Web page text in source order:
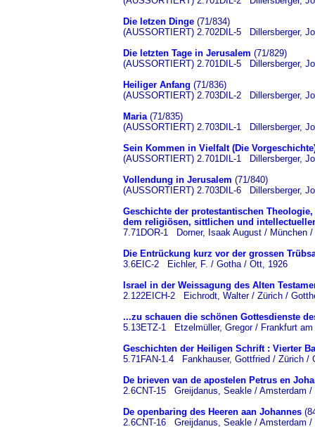
Die letzen Dinge (71/834)
(AUSSORTIERT) 2.702DIL-5 Dillersberger,
Die letzten Tage in Jerusalem (71/829)
(AUSSORTIERT) 2.701DIL-5 Dillersberger,
Heiliger Anfang (71/836)
(AUSSORTIERT) 2.703DIL-2 Dillersberger,
Maria(71/835)
(AUSSORTIERT) 2.703DIL-1 Dillersberger,
Sein Kommen in Vielfalt (Die
(AUSSORTIERT) 2.701DIL-1 Dillersberger,
Vollendung in Jerusalem (71/840)
(AUSSORTIERT) 2.703DIL-6 Dillersberger,
Geschichte der protestantischen
dem religiösen, sittlichen und
7.71DOR-1 Dorner, Isaak August / München /
Die Entrückung kurz vor der grossen
3.6EIC-2 Eichler, F. / Gotha / Ott, 1926
Israel in der Weissagung des Alten
2.122EICH-2 Eichrodt, Walter / Zürich /
...zu schauen die schönen Gottesdienste
5.13ETZ-1 Etzelmüller, Gregor / Frankfurt
Geschichten der Heiligen Schrift : Vierter
5.71FAN-1.4 Fankhauser, Gottfried / Zürich /
De brieven van de apostelen Petrus en
2.6CNT-15 Greijdanus, Seakle / Amsterdam /
De openbaring des Heeren aan Johannes
2.6CNT-16 Greijdanus, Seakle / Amsterdam /